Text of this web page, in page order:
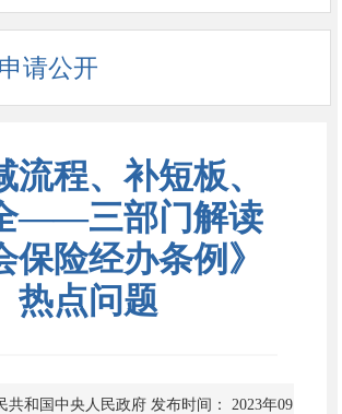
请公开
流程、补短板、
——三部门解读
保险经办条例》
热点问题
共和国中央人民政府 发布时间： 2023年09